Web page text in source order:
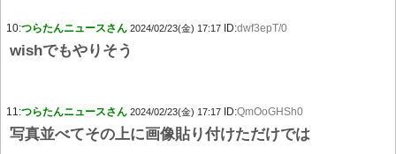
10:つらたんニュースさん 2024/02/23(金) 17:17 ID:dwf3epT/0
wishでもやりそう
11:つらたんニュースさん 2024/02/23(金) 17:17 ID:QmOoGHSh0
写真並べてその上に画像貼り付けただけでは